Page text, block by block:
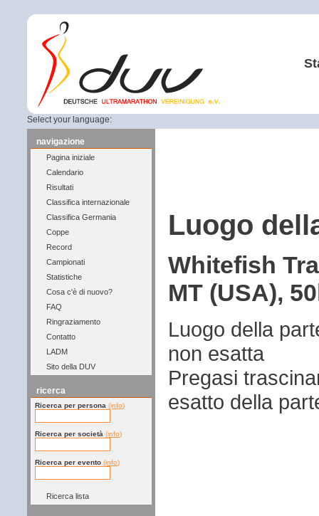
Select your language:
navigazione
Pagina iniziale
Calendario
Risultati
Classifica internazionale
Classifica Germania
Coppe
Record
Campionati
Statistiche
Cosa c'è di nuovo?
FAQ
Ringraziamento
Contatto
LADM
Sito della DUV
ricerca
Ricerca per persona (info)
Ricerca per società (info)
Ricerca per evento (info)
Ricerca lista
Luogo
Whitefish
MT (USA),
Luogo della
non esatta
Pregasi
esatto della